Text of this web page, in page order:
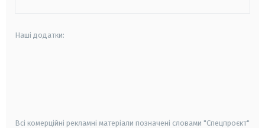
Наші додатки:
Всі комерційні рекламні матеріали позначені словами "Спецпроєкт"